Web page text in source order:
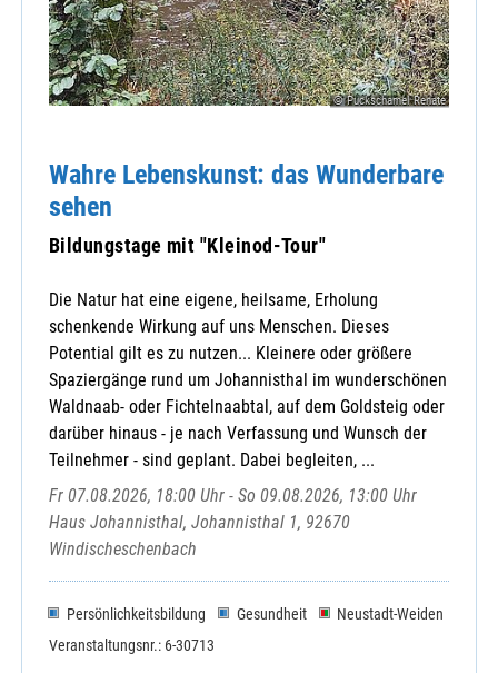
© Puckschamel Renate
Wahre Lebenskunst: das Wunderbare
sehen
Bildungstage mit "Kleinod-Tour"
Die Natur hat eine eigene, heilsame, Erholung
schenkende Wirkung auf uns Menschen. Dieses
Potential gilt es zu nutzen... Kleinere oder größere
Spaziergänge rund um Johannisthal im wunderschönen
Waldnaab- oder Fichtelnaabtal, auf dem Goldsteig oder
darüber hinaus - je nach Verfassung und Wunsch der
Teilnehmer - sind geplant. Dabei begleiten, ...
Fr 07.08.2026, 18:00 Uhr - So 09.08.2026, 13:00 Uhr
Haus Johannisthal, Johannisthal 1, 92670
Windischeschenbach
Persönlichkeitsbildung Gesundheit
Neustadt-Weiden
Veranstaltungsnr.: 6-30713